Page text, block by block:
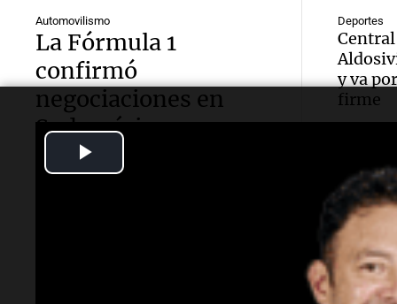
Automovilismo
La Fórmula 1
confirmó
negociaciones en
Sudamérica y crecen
las chances del
regreso a Argentina
Deportes
y va
firme
Fútbol
Messi
sobre